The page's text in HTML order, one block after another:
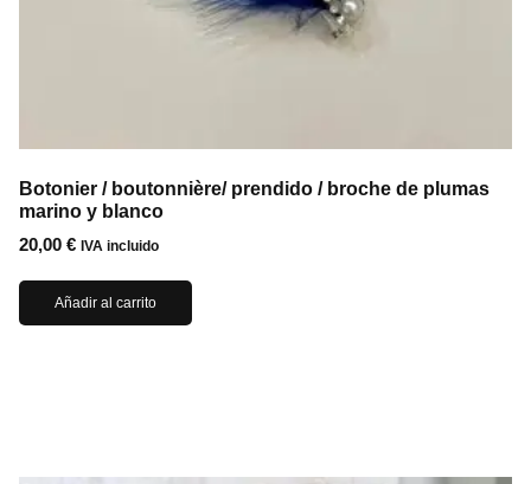
Botonier / boutonnière/ prendido / broche de plumas
marino y blanco
20,00 € IVA incluido
Añadir al carrito